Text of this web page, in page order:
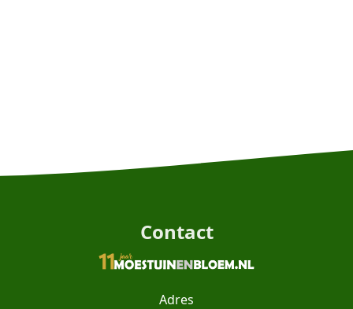
Contact
Adres